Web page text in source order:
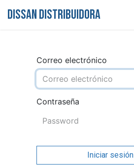
DISSAN DISTRIBUIDORA
Correo electrónico
Contraseña
Iniciar sesión